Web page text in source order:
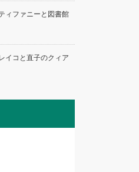
ィファニーと図書館
イコと直子のクィア